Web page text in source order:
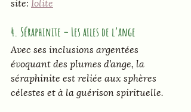
4. Séraphinite – Les ailes de l’ange
Avec ses inclusions argentées
évoquant des plumes d’ange, la
séraphinite est reliée aux sphères
célestes et à la guérison spirituelle.